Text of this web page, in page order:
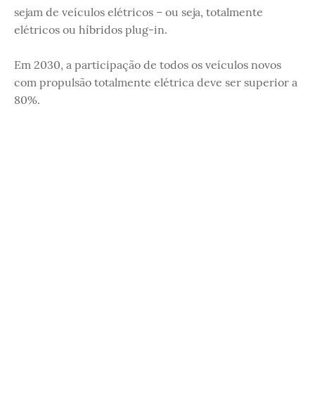
sejam de veículos elétricos – ou seja, totalmente
elétricos ou híbridos plug-in.
Em 2030, a participação de todos os veículos novos
com propulsão totalmente elétrica deve ser superior a
80%.